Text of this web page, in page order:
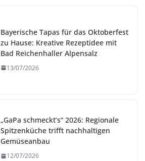
Bayerische Tapas für das Oktoberfest
zu Hause: Kreative Rezeptidee mit
Bad Reichenhaller Alpensalz
13/07/2026
„GaPa schmeckt’s“ 2026: Regionale
Spitzenküche trifft nachhaltigen
Gemüseanbau
12/07/2026